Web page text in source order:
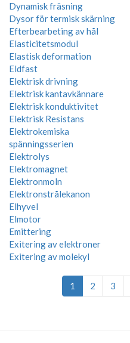
Dynamisk fräsning
Dysor för termisk skärning
Efterbearbeting av hål
Elasticitetsmodul
Elastisk deformation
Eldfast
Elektrisk drivning
Elektrisk kantavkännare
Elektrisk konduktivitet
Elektrisk Resistans
Elektrokemiska
spänningsserien
Elektrolys
Elektromagnet
Elektronmoln
Elektronstrålekanon
Elhyvel
Elmotor
Emittering
Exitering av elektroner
Exitering av molekyl
1 2 3